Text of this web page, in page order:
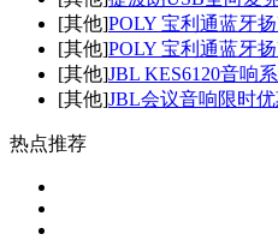
[其他]POLY 宝利通蓝牙
[其他]POLY 宝利通蓝牙
[其他]JBL KES6120音响
[其他]JBL会议音响限时
热点推荐